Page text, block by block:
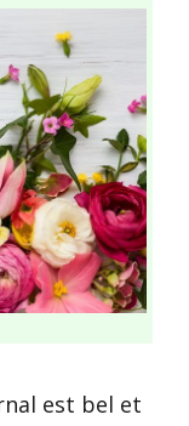
est bel et